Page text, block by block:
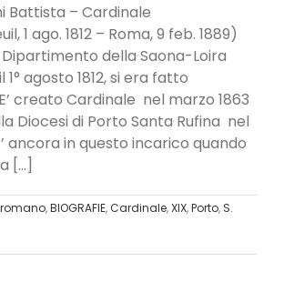
Battista – Cardinale
1 ago. 1812 – Roma, 9 feb. 1889)
della Saona-Loira
1° agosto 1812, si era fatto
creato Cardinale nel marzo 1863
Diocesi di Porto Santa Rufina nel
ancora in questo incarico quando
[...]
,BIOGRAFIE,Cardinale,XIX,Porto, S.